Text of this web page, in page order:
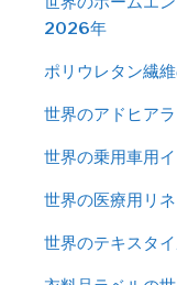
2026年
ポリウレタン繊
世界のアドヒア
世界の乗用車用
世界の医療用リ
世界のテキスタ